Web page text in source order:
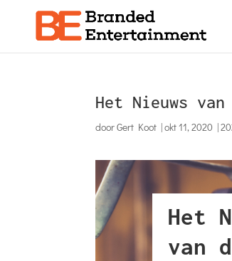
Het Nieuws
doorGert Koot |okt 11, 2020 |
Het
van